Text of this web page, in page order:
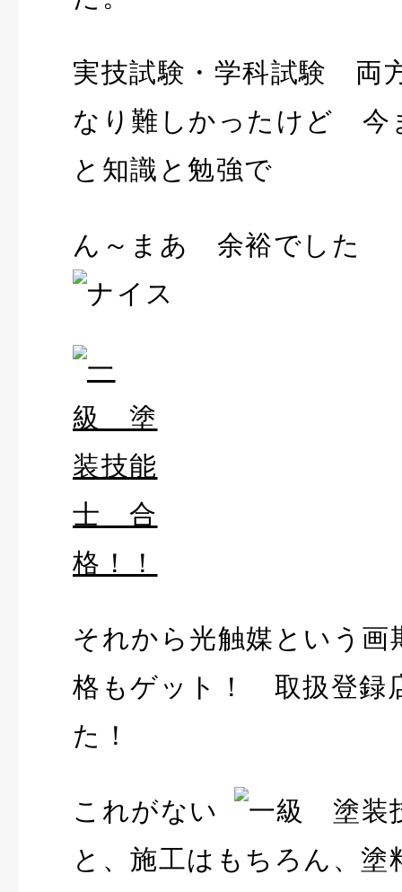
実技試験・学科試験 両
なり難しかったけど 今
と知識と勉強で
ん～まあ 余裕でした
それから光触媒という画
格もゲット！ 取扱登録
た！
これがない
と、施工はもちろん、塗